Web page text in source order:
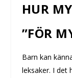
HUR
”FÖR
Barn kan
leksaker. I det